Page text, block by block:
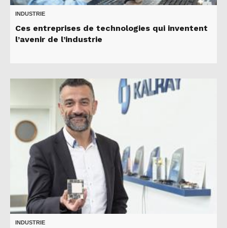
INDUSTRIE
Ces entreprises de technologies qui inventent
l’avenir de l’industrie
INDUSTRIE